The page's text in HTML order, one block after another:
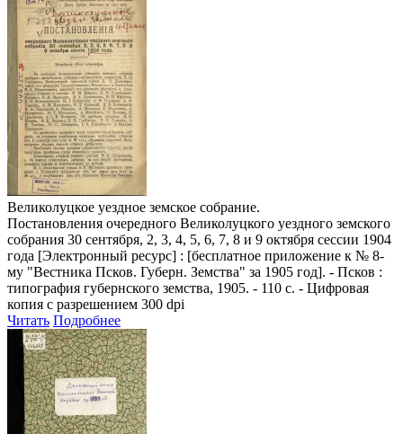
Великолуцкое уездное земское собрание.
Постановления очередного Великолуцкого уездного земского
собрания 30 сентября, 2, 3, 4, 5, 6, 7, 8 и 9 октября сессии 1904
года [Электронный ресурс] : [бесплатное приложение к № 8-
му "Вестника Псков. Губерн. Земства" за 1905 год]. - Псков :
типография губернского земства, 1905. - 110 с. - Цифровая
копия с разрешением 300 dpi
Читать Подробнее